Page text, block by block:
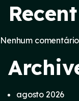
Nenhum
agosto 2026